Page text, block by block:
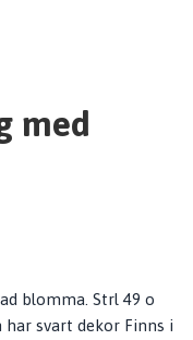
med
blomma. Strl 49 o
svart dekor Finns i